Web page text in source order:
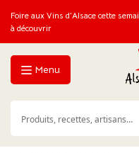
Foire aux Vins d’Alsace cette
à découvrir
Menu